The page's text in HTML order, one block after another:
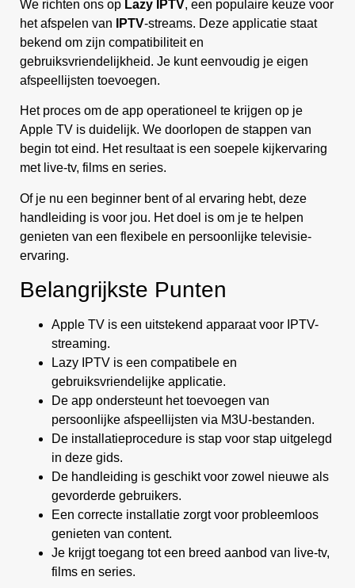
We richten ons op Lazy IPTV, een populaire keuze voor
het afspelen van
IPTV-streams. Deze applicatie staat
bekend om zijn compatibiliteit en
gebruiksvriendelijkheid. Je kunt eenvoudig je eigen
afspeellijsten toevoegen.
Het proces om de app operationeel te krijgen op je
Apple TV is duidelijk. We doorlopen de stappen van
begin tot eind. Het resultaat is een soepele kijkervaring
met live-tv, films en series.
Of je nu een beginner bent of al ervaring hebt, deze
handleiding is voor jou. Het doel is om je te helpen
genieten van een flexibele en persoonlijke televisie-
ervaring.
Belangrijkste Punten
Apple TV is een uitstekend apparaat voor IPTV-
streaming.
Lazy IPTV is een compatibele en
gebruiksvriendelijke applicatie.
De app ondersteunt het toevoegen van
persoonlijke afspeellijsten via M3U-bestanden.
De installatieprocedure is stap voor stap uitgelegd
in deze gids.
De handleiding is geschikt voor zowel nieuwe als
gevorderde gebruikers.
Een correcte installatie zorgt voor probleemloos
genieten van content.
Je krijgt toegang tot een breed aanbod van live-tv,
films en series.